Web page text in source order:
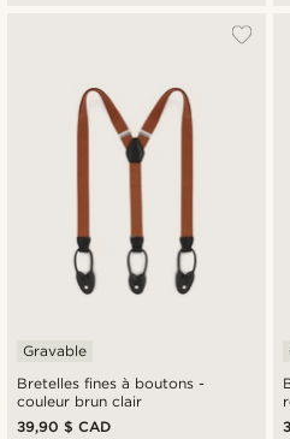
Bretelles fines à boutons -
couleur brun clair
Gravable
39,90 $ CAD